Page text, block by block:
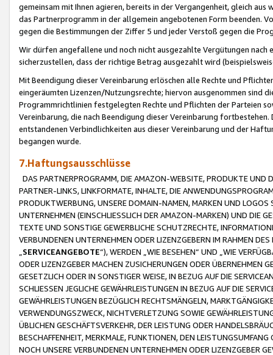
gemeinsam mit Ihnen agieren, bereits in der Vergangenheit, gleich
das Partnerprogramm in der allgemein angebotenen Form beenden.
gegen die Bestimmungen der Ziffer 5 und jeder Verstoß gegen die
Wir dürfen angefallene und noch nicht ausgezahlte Vergütungen
sicherzustellen, dass der richtige Betrag ausgezahlt wird
Mit Beendigung dieser Vereinbarung erlöschen alle Rechte und
eingeräumten Lizenzen/Nutzungsrechte; hiervon ausgenommen sind
Programmrichtlinien festgelegten Rechte und Pflichten der Parteien
Vereinbarung, die nach Beendigung dieser Vereinbarung
entstandenen Verbindlichkeiten aus dieser Vereinbarung und der
begangen wurde.
7.Haftungsausschlüsse
DAS PARTNERPROGRAMM, DIE AMAZON-WEBSITE, PRODUKTE UND
PARTNER-LINKS, LINKFORMATE, INHALTE, DIE
PRODUKTWERBUNG, UNSERE DOMAIN-NAMEN, MARKEN UND
UNTERNEHMEN (EINSCHLIESSLICH DER AMAZON-MARKEN) UND DIE
TEXTE UND SONSTIGE GEWERBLICHE SCHUTZRECHTE,
VERBUNDENEN UNTERNEHMEN ODER LIZENZGEBERN IM RAHMEN
SERVICEANGEBOTE“), WERDEN „WIE BESEHEN“ UND „WIE
ODER LIZENZGEBER MACHEN ZUSICHERUNGEN ODER ÜBERNEHMEN
GESETZLICH ODER IN SONSTIGER WEISE, IN BEZUG AUF DIE
SCHLIESSEN JEGLICHE GEWÄHRLEISTUNGEN IN BEZUG AUF DIE
GEWÄHRLEISTUNGEN BEZÜGLICH RECHTSMÄNGELN,
VERWENDUNGSZWECK, NICHTVERLETZUNG SOWIE
ÜBLICHEN GESCHÄFTSVERKEHR, DER LEISTUNG ODER
BESCHAFFENHEIT, MERKMALE, FUNKTIONEN, DEN
NOCH UNSERE VERBUNDENEN UNTERNEHMEN ODER LIZENZGEBER